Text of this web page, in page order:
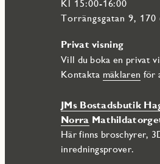
Järvastaden är ett citynära modernt
område med påtaglig känsla av
och nöjen så finns Mall of
i närheten. Runt knuten erbjuds bra
goda kommunikationer.
Kl 15:00-16:00
Torrängsgatan 9, 170
Privat visning
Vill du boka en privat
Kontakta mäklaren för
JMs Bostadsbutik
Norra
Här finns broschyrer,
inredningsprover.